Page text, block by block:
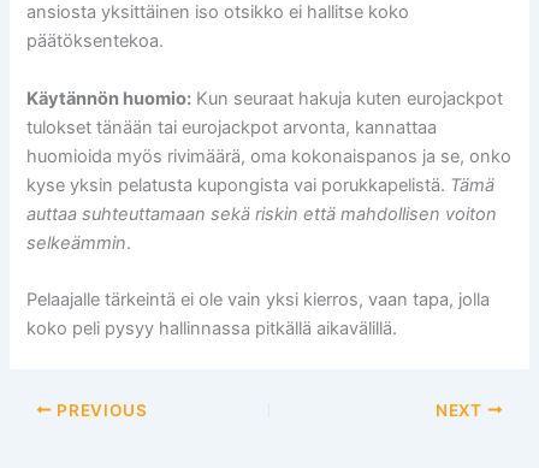
ansiosta yksittäinen iso otsikko ei hallitse koko
päätöksentekoa.
Käytännön huomio: Kun seuraat hakuja kuten eurojackpot
tulokset tänään tai eurojackpot arvonta, kannattaa
huomioida myös rivimäärä, oma kokonaispanos ja se, onko
kyse yksin pelatusta kupongista vai porukkapelistä. Tämä
auttaa suhteuttamaan sekä riskin että mahdollisen voiton
selkeämmin.
Pelaajalle tärkeintä ei ole vain yksi kierros, vaan tapa, jolla
koko peli pysyy hallinnassa pitkällä aikavälillä.
PREVIOUS NEXT